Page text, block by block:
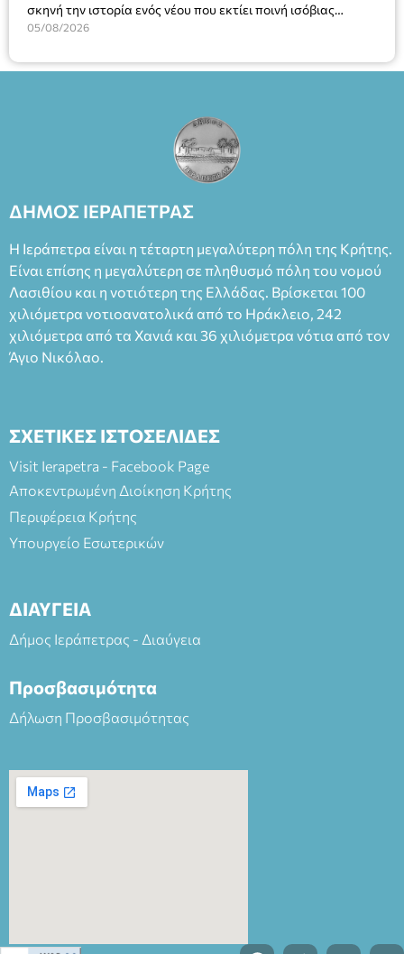
σκηνή την ιστορία ενός νέου που εκτίει ποινή ισόβιας
κάθειρξης για πατροκτονία. Ένα πολυβραβευμένο έργο για
ασθένεια, τον ερωτισμό. Ένα έργο αινιγματικό, συγκινητικό,
έργο, ενώ η παράσταση έχει καθιερωθεί ως σημαντικό
θεατρικό γεγονός χάρη στις εξαιρετικές ερμηνείες του
Θάνου Λέκκα στον ρόλο του Συγγραφέα και του Δημήτρη
Καπουράνη, νικητή του βραβείου Δημήτρης Χορν 2022-
Φεδερίκο. Σκηνοθεσία: Βαγγέλης Θεοδωρόπουλος Είσοδος: :
άνω των 65 Προπώληση: Βιβλιοπωλείο Πάπυρος (Πλατεία
Πλαστήρα), E&G Mini market (Δημοκρατίας 39 Ιεράπετρα)
και στο more.com Χώρος: 3ο Γυμνάσιο Ιεράπετρας
(Είσοδος ΕΠΑ.Λ.) Έναρξη 21:15 Οργάνωση: ΚΝΩΣΟΣ
ΘΕΑΤΡΙΚΕΣ ΠΑΡΑΓΩΓΕΣ ΕΕ
05/08/2026
ΔΗΜΟΣ ΙΕΡΑΠΕΤΡΑΣ
Η Ιεράπετρα είναι η τέταρτη μεγαλύτερη πόλη της Κρήτης.
Είναι επίσης η μεγαλύτερη σε πληθυσμό πόλη του νομού
Λασιθίου και η νοτιότερη της Ελλάδας. Βρίσκεται 100
χιλιόμετρα νοτιοανατολικά από το Ηράκλειο, 242
χιλιόμετρα από τα Χανιά και 36 χιλιόμετρα νότια από τον
Άγιο Νικόλαο.
ΣΧΕΤΙΚΕΣ ΙΣΤΟΣΕΛΙΔΕΣ
Visit Ierapetra - Facebook Page
Αποκεντρωμένη Διοίκηση Κρήτης
Περιφέρεια Κρήτης
Υπουργείο Εσωτερικών
ΔΙΑΥΓΕΙΑ
Δήμος Ιεράπετρας - Διαύγεια
Προσβασιμότητα
Δήλωση Προσβασιμότητας